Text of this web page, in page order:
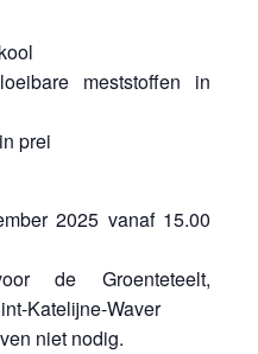
meststoffen in
prei
2025 vanaf 15.00
de Groenteteelt,
Katelijne-Waver
niet nodig.